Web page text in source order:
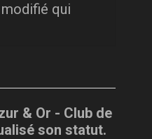
modifié qui
& Or - Club de
son statut.